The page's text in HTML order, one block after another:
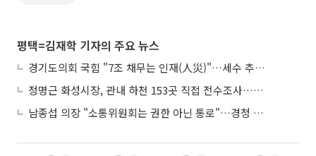
평택=김재학 기자의 주요 뉴스
경기도의회 국힘 "7조 채무는 인재(人災)"…세수 추계 조작 의혹 제기
정명근 화성시장, 관내 하천 153곳 직접 전수조사…불법시설 정비
남종섭 의장 "소통위원회는 권한 아닌 통로"…경청 의회 만든다